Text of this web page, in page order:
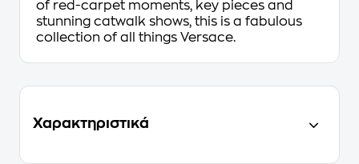
of red-carpet moments, key pieces and
stunning catwalk shows, this is a fabulous
collection of all things Versace.
Χαρακτηριστικά